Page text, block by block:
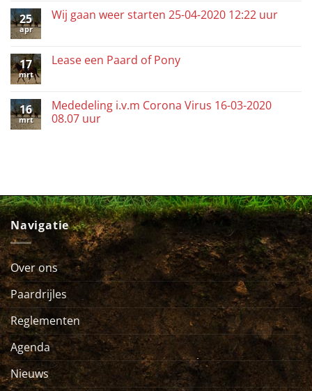
25
apr
Wij gaan weer starten 25-04-2020 12:22 uur
17
mrt
Lease een Paard of Pony
16
mrt
Mededeling i.v.m Corona Virus 16-03-2020
08.07 uur
Navigatie
Over ons
Paardrijles
Reglementen
Agenda
Nieuws